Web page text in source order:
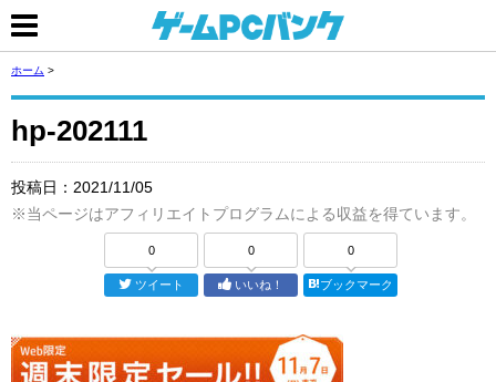
ホーム >
hp-202111
投稿日： 2021/11/05
※当ページはアフィリエイトプログラムによる収益を得ています。
0
ツイート
0
いいね！
0
ブックマーク